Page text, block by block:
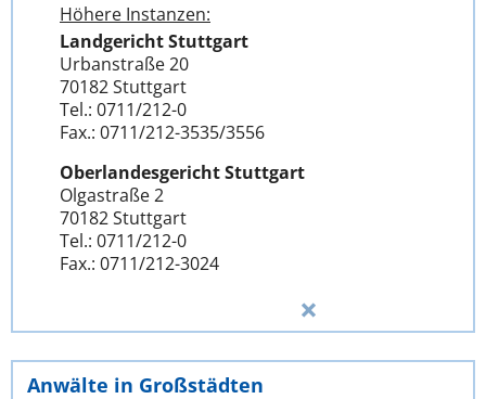
Höhere Instanzen:
Landgericht Stuttgart
Urbanstraße 20
70182 Stuttgart
Tel.: 0711/212-0
Fax.: 0711/212-3535/3556
Oberlandesgericht Stuttgart
Olgastraße 2
70182 Stuttgart
Tel.: 0711/212-0
Fax.: 0711/212-3024
Anwälte in Großstädten